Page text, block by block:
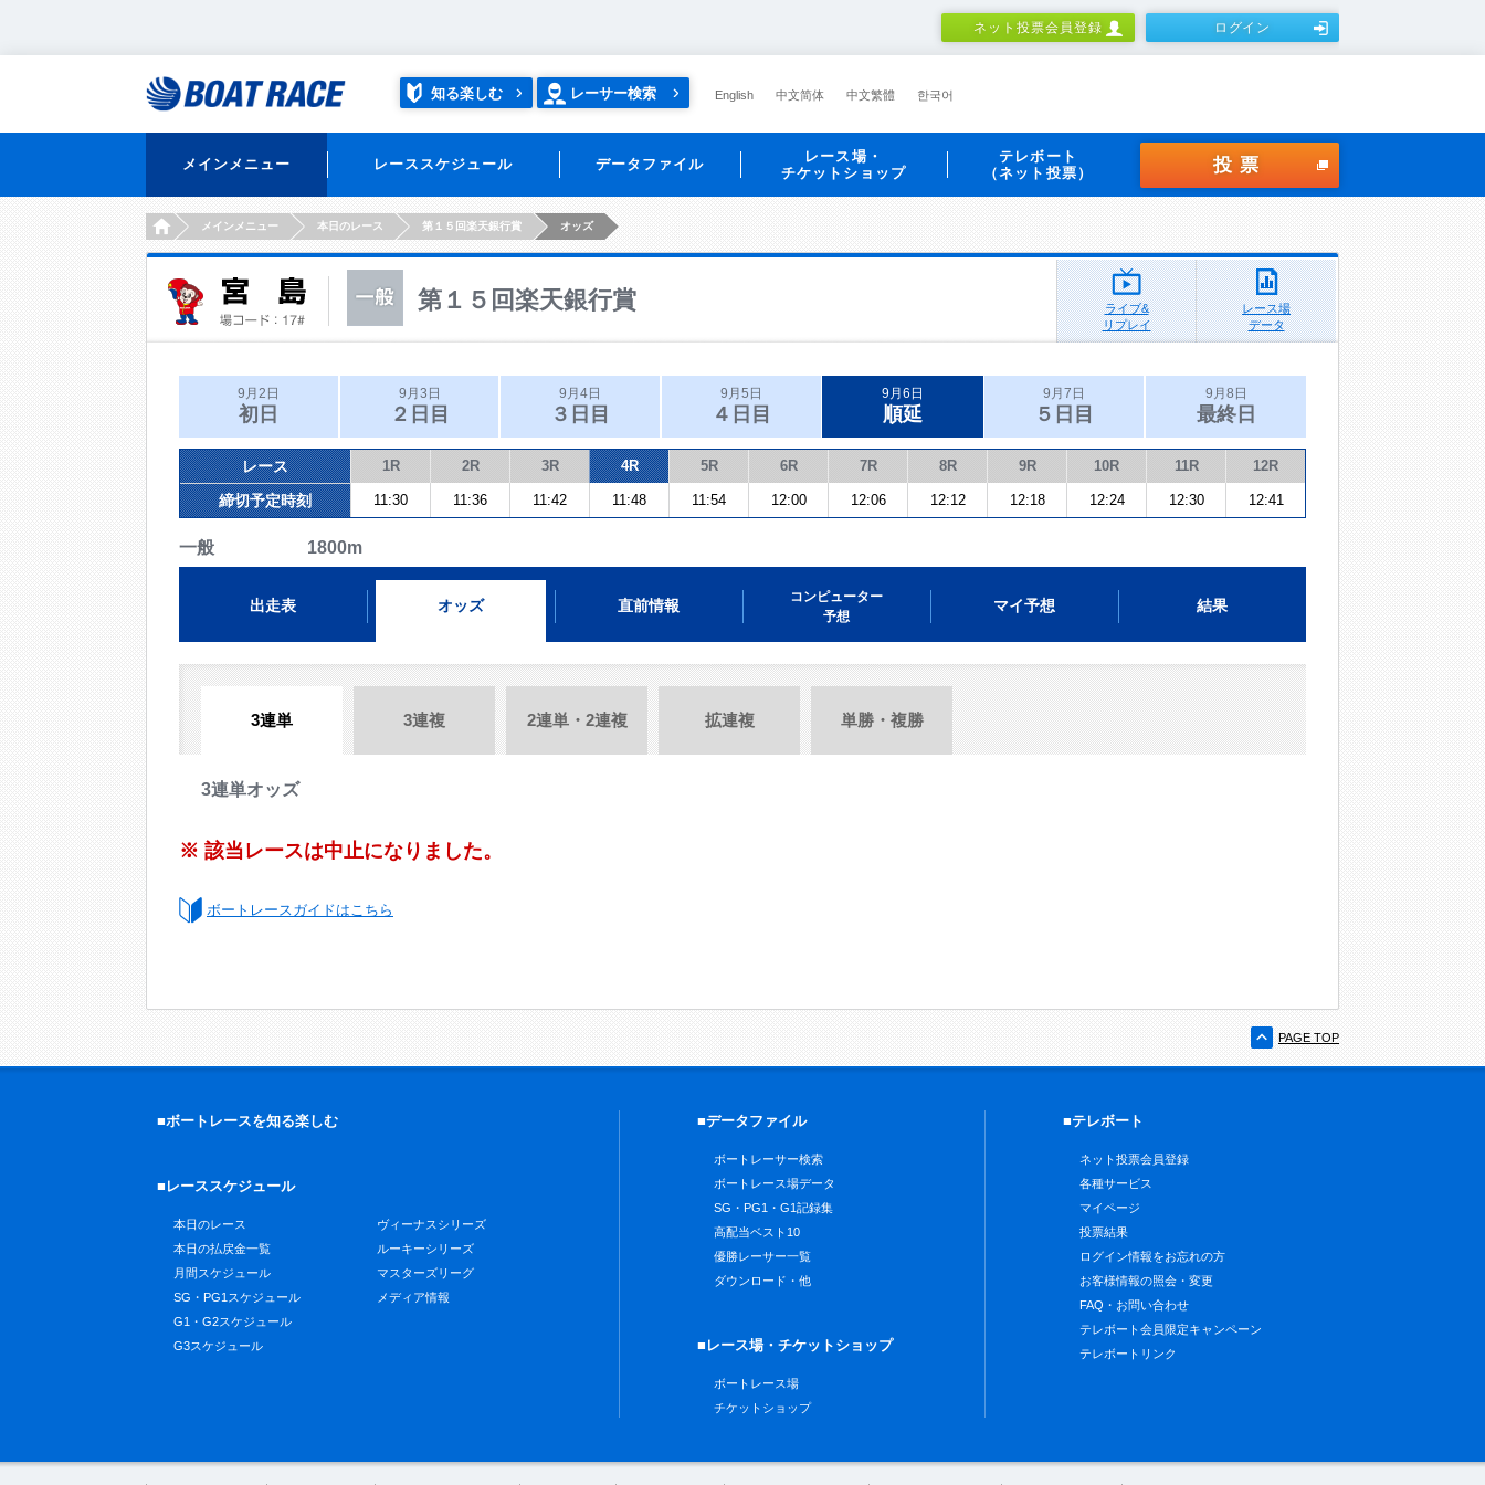
ネット投票会員登録 ログイン
知る楽しむ レーサー検索 English 中文简体 中文繁體 한국어
メインメニュー レーススケジュール データファイル
レース場・
チケットショップ
テレボート
（ネット投票）
投票
HOMEメインメニュー 本日のレース 第１５回楽天銀行賞 オッズ
第１５回楽天銀行賞
ライブ&
リプレイ
レース場
データ
9月2日
初日
9月3日
２日目
9月4日
３日目
9月5日
４日目
9月6日
順延
9月7日
５日目
9月8日
最終日
レース 1R 2R 3R 4R 5R 6R 7R 8R 9R 10R 11R 12R
締切予定時刻 11:30 11:36 11:42 11:48 11:54 12:00 12:06 12:12 12:18 12:24 12:30 12:41
一般 1800m
出走表 オッズ 直前情報
コンピューター
予想
マイ予想 結果
3連単 3連複 2連単・2連複 拡連複 単勝・複勝
3連単オッズ
※ 該当レースは中止になりました。
ボートレースガイドはこちら
PAGE TOP
■ボートレースを知る楽しむ
■レーススケジュール
本日のレース
本日の払戻金一覧
月間スケジュール
SG・PG1スケジュール
G1・G2スケジュール
G3スケジュール
ヴィーナスシリーズ
ルーキーシリーズ
マスターズリーグ
メディア情報
■データファイル
ボートレーサー検索
ボートレース場データ
SG・PG1・G1記録集
高配当ベスト10
優勝レーサー一覧
ダウンロード・他
■レース場・チケットショップ
ボートレース場
チケットショップ
■テレボート
ネット投票会員登録
各種サービス
マイページ
投票結果
ログイン情報をお忘れの方
お客様情報の照会・変更
FAQ・お問い合わせ
テレボート会員限定キャンペーン
テレボートリンク